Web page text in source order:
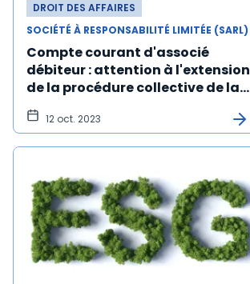
DROIT DES AFFAIRES
SOCIÉTÉ À RESPONSABILITÉ LIMITÉE (SARL)
Compte courant d'associé
débiteur : attention à l'extension
de la procédure collective de la
société
12 oct. 2023